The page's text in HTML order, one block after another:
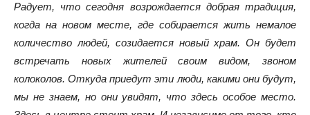
Радует, что сегодня возрождается добрая традиция,
когда на новом месте, где собирается жить немалое
количество людей, созидается новый храм. Он будет
встречать новых жителей своим видом, звоном
колоколов. Откуда приедут эти люди, какими они будут,
мы не знаем, но они увидят, что здесь особое место.